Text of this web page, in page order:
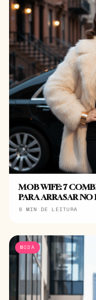
MOB WIFE: 7
PARA ARRASAR NO
8 MIN DE LEITURA
MODA